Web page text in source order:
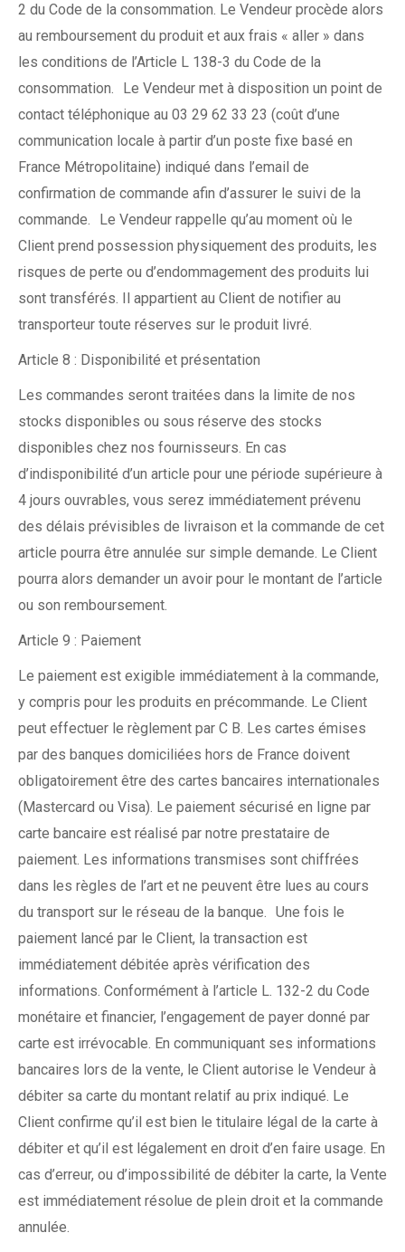
2 du Code de la consommation. Le Vendeur procède alors
au remboursement du produit et aux frais « aller » dans
les conditions de l’Article L 138-3 du Code de la
consommation. Le Vendeur met à disposition un point de
contact téléphonique au 03 29 62 33 23 (coût d’une
communication locale à partir d’un poste fixe basé en
France Métropolitaine) indiqué dans l’email de
confirmation de commande afin d’assurer le suivi de la
commande. Le Vendeur rappelle qu’au moment où le
Client prend possession physiquement des produits, les
risques de perte ou d’endommagement des produits lui
sont transférés. Il appartient au Client de notifier au
transporteur toute réserves sur le produit livré.
Article 8 : Disponibilité et présentation
Les commandes seront traitées dans la limite de nos
stocks disponibles ou sous réserve des stocks
disponibles chez nos fournisseurs. En cas
d’indisponibilité d’un article pour une période supérieure à
4 jours ouvrables, vous serez immédiatement prévenu
des délais prévisibles de livraison et la commande de cet
article pourra être annulée sur simple demande. Le Client
pourra alors demander un avoir pour le montant de l’article
ou son remboursement.
Article 9 : Paiement
Le paiement est exigible immédiatement à la commande,
y compris pour les produits en précommande. Le Client
peut effectuer le règlement par C B. Les cartes émises
par des banques domiciliées hors de France doivent
obligatoirement être des cartes bancaires internationales
(Mastercard ou Visa). Le paiement sécurisé en ligne par
carte bancaire est réalisé par notre prestataire de
paiement. Les informations transmises sont chiffrées
dans les règles de l’art et ne peuvent être lues au cours
du transport sur le réseau de la banque. Une fois le
paiement lancé par le Client, la transaction est
immédiatement débitée après vérification des
informations. Conformément à l’article L. 132-2 du Code
monétaire et financier, l’engagement de payer donné par
carte est irrévocable. En communiquant ses informations
bancaires lors de la vente, le Client autorise le Vendeur à
débiter sa carte du montant relatif au prix indiqué. Le
Client confirme qu’il est bien le titulaire légal de la carte à
débiter et qu’il est légalement en droit d’en faire usage. En
cas d’erreur, ou d’impossibilité de débiter la carte, la Vente
est immédiatement résolue de plein droit et la commande
annulée.